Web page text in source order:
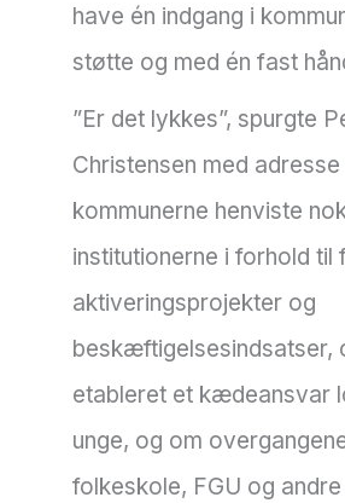
have én indgang i
støtte og med én fast
”Er det lykkes”, spurgte
Christensen med
kommunerne henviste
institutionerne i forhold til
aktiveringsprojekter og
beskæftigelsesindsatser,
etableret et kædeansvar
unge, og om
folkeskole, FGU og